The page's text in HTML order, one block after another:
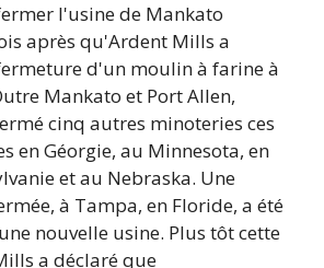
l'usine de Mankato
après qu'Ardent Mills a
d'un moulin à farine à
Mankato et Port Allen,
cinq autres minoteries ces
en Géorgie, au Minnesota, en
et au Nebraska. Une
à Tampa, en Floride, a été
nouvelle usine. Plus tôt cette
a déclaré que